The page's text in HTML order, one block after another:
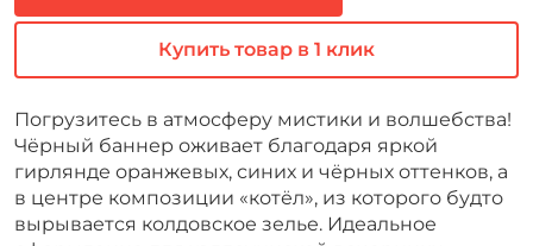
Купить товар в 1 клик
Погрузитесь в атмосферу мистики и волшебства!
Чёрный баннер оживает благодаря яркой
гирлянде оранжевых, синих и чёрных оттенков, а
в центре композиции «котёл», из которого будто
вырывается колдовское зелье. Идеальное